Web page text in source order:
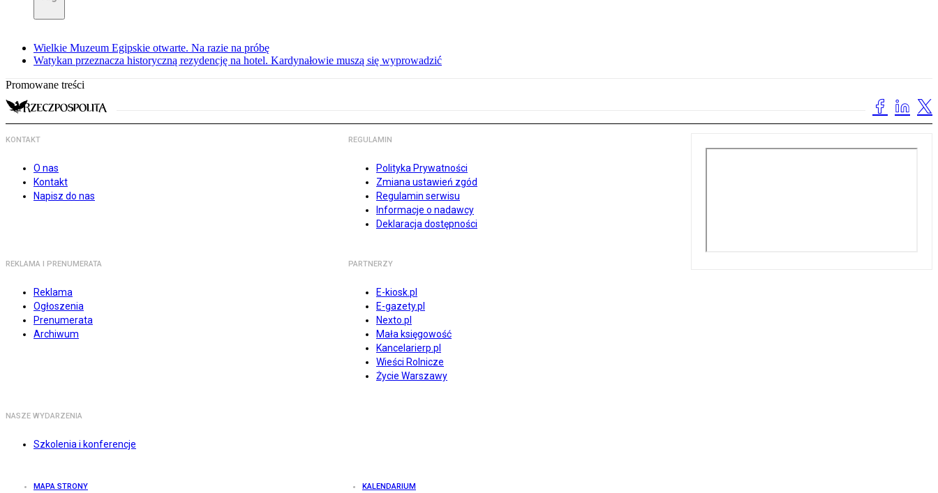
Wielkie Muzeum Egipskie otwarte. Na razie na próbę
Watykan przeznacza historyczną rezydencję na hotel. Kardynałowie muszą się wyprowadzić
Promowane treści
KONTAKT
O nas
Kontakt
Napisz do nas
REGULAMIN
Polityka Prywatności
Zmiana ustawień zgód
Regulamin serwisu
Informacje o nadawcy
Deklaracja dostępności
REKLAMA I PRENUMERATA
Reklama
Ogłoszenia
Prenumerata
Archiwum
PARTNERZY
E-kiosk.pl
E-gazety.pl
Nexto.pl
Mała księgowość
Kancelarierp.pl
Wieści Rolnicze
Życie Warszawy
NASZE WYDARZENIA
Szkolenia i konferencje
MAPA STRONY KALENDARIUM